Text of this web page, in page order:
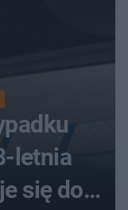
letnia
się do